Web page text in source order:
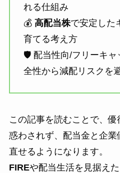
れる仕組み
💰 高配当株で安定した
育てる考え方
🛡️ 配当性向/フリーキャ
全性から減配リスクを
この記事を読むことで、
惑わされず、配当金と企
直せるようになります。
FIREや配当生活を見据え